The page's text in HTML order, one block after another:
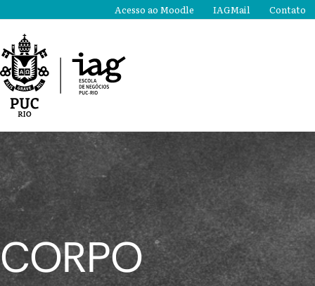
o
conteúdo
Acesso ao Moodle IAGMail Contato
CORPO